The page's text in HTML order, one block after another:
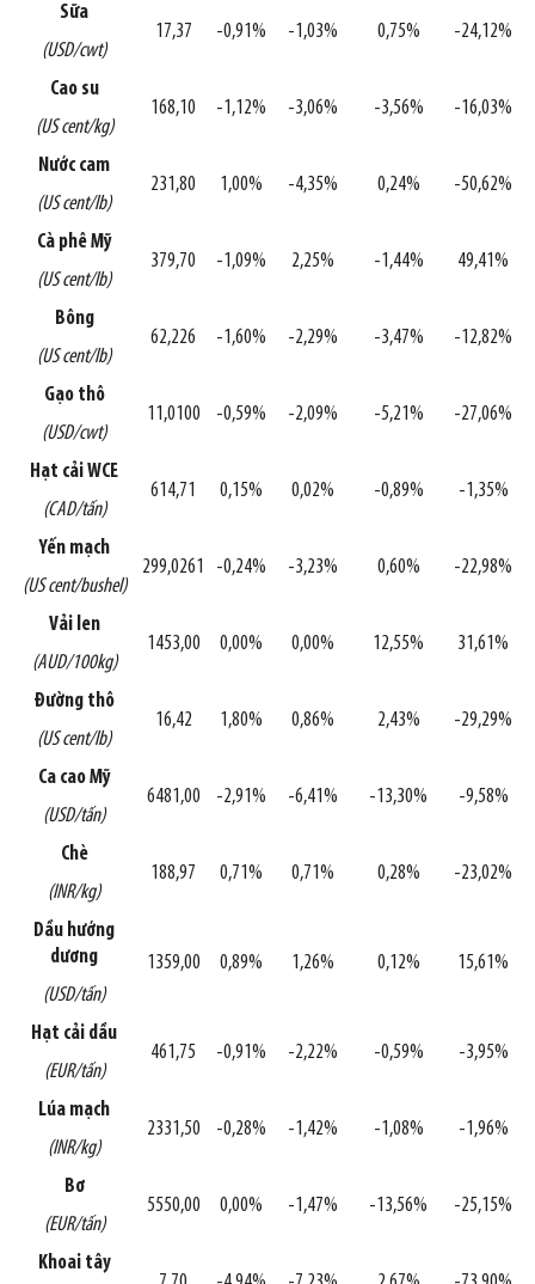
Sữa
(USD/cwt)
17,37 -0,91% -1,03% 0,75% -24,12%
Cao su
(US cent/kg)
168,10 -1,12% -3,06% -3,56% -16,03%
Nước cam
(US cent/lb)
231,80 1,00% -4,35% 0,24% -50,62%
Cà phê Mỹ
(US cent/lb)
379,70 -1,09% 2,25% -1,44% 49,41%
Bông
(US cent/lb)
62,226 -1,60% -2,29% -3,47% -12,82%
Gạo thô
(USD/cwt)
11,0100 -0,59% -2,09% -5,21% -27,06%
Hạt cải WCE
(CAD/tấn)
614,71 0,15% 0,02% -0,89% -1,35%
Yến mạch
(US cent/bushel)
299,0261 -0,24% -3,23% 0,60% -22,98%
Vải len
(AUD/100kg)
1453,00 0,00% 0,00% 12,55% 31,61%
Đường thô
(US cent/lb)
16,42 1,80% 0,86% 2,43% -29,29%
Ca cao Mỹ
(USD/tấn)
6481,00 -2,91% -6,41% -13,30% -9,58%
Chè
(INR/kg)
188,97 0,71% 0,71% 0,28% -23,02%
Dầu hướng
dương
(USD/tấn)
1359,00 0,89% 1,26% 0,12% 15,61%
Hạt cải dầu
(EUR/tấn)
461,75 -0,91% -2,22% -0,59% -3,95%
Lúa mạch
(INR/kg)
2331,50 -0,28% -1,42% -1,08% -1,96%
Bơ
(EUR/tấn)
5550,00 0,00% -1,47% -13,56% -25,15%
Khoai tây